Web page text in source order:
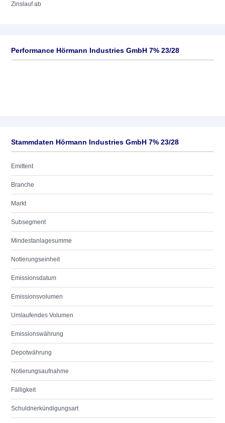
Zinslauf ab
Performance Hörmann Industries GmbH 7% 23/28
Stammdaten Hörmann Industries GmbH 7% 23/28
Emittent
Branche
Markt
Subsegment
Mindestanlagesumme
Notierungseinheit
Emissionsdatum
Emissionsvolumen
Umlaufendes Volumen
Emissionswährung
Depotwährung
Notierungsaufnahme
Fälligkeit
Schuldnerkündigungsart